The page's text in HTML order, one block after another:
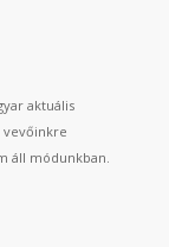
aktuális
vevőinkre
áll módunkban.